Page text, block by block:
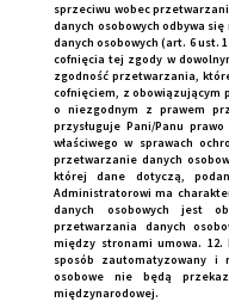
sprzeciwu wobec
danych osobowych odbywa
danych osobowych (art. 6 ust.
cofnięcia tej zgody w
zgodność przetwarzania,
cofnięciem, z obowiązującym
o niezgodnym z prawem
przysługuje Pani/Panu
właściwego w sprawach
przetwarzanie danych
której dane dotyczą,
Administratorowi ma
danych osobowych jest
przetwarzania danych
między stronami umowa.
sposób zautomatyzowany i
osobowe nie będą
międzynarodowej.